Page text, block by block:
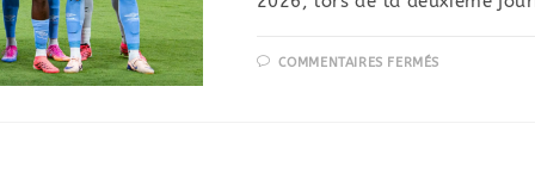
COMMENTAIRES FERMÉS